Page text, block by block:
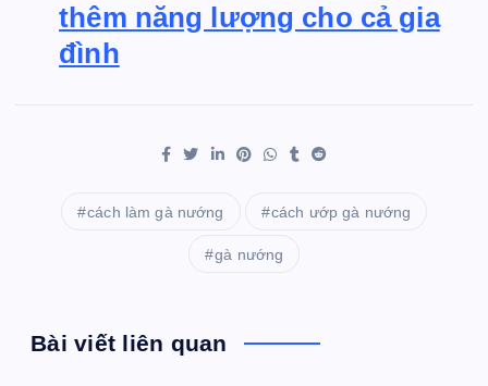
thêm năng lượng cho cả gia
đình
cách làm gà nướng cách ướp gà nướng
gà nướng
Bài viết liên quan